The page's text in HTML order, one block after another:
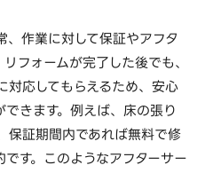
、作業に対して保証やアフタ
フォームが完了した後でも、
対応してもらえるため、安心
できます。例えば、床の張り
保証期間内であれば無料で修
す。このようなアフターサー